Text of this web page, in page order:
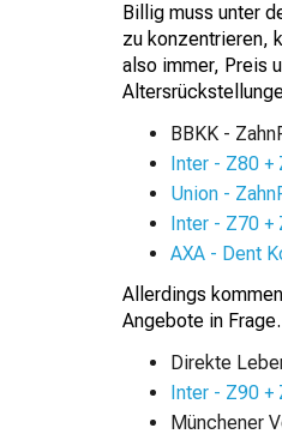
Billig muss unter
zu konzentrieren,
also immer, Preis
BBKK -
Inter - Z80 +
Union -
Inter - Z70 +
AXA - Dent
Allerdings
Angebote in
Direkte
Inter - Z90 +
Münchener